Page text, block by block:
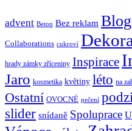
advent Beton Bez reklam Blog
Collaborations cukroví
hrady zámky zříceniny Inspirace
Jaro kosmetika květiny léto na
Ostatní OVOCNÉ pečení
slider snídaně Spoluprace